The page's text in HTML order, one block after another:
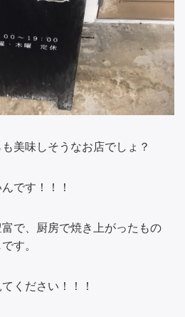
美味しそうなお店でしょ？
です！！！
で、厨房で焼き上がったもの
す。
ください！！！